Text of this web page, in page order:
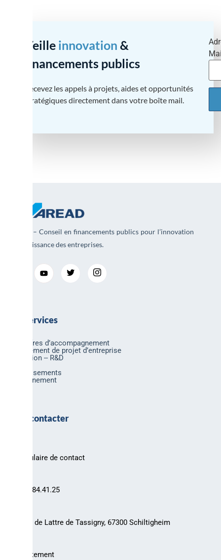
Veille innovation &
financements publics
Recevez les appels à projets, aides et opportunités
stratégiques directement dans votre boîte mail.
AREAD – Conseil en financements publics pour l’innovation
et la croissance des entreprises.
Nos services
Nos offres d’accompagnement
Financement de projet d’entreprise
Innovation -- R&D
Investissements
Environnement
Nous contacter
Formulaire de contact
03.88.84.41.25
30 rue de Lattre de Tassigny, 67300 Schiltigheim
Recrutement